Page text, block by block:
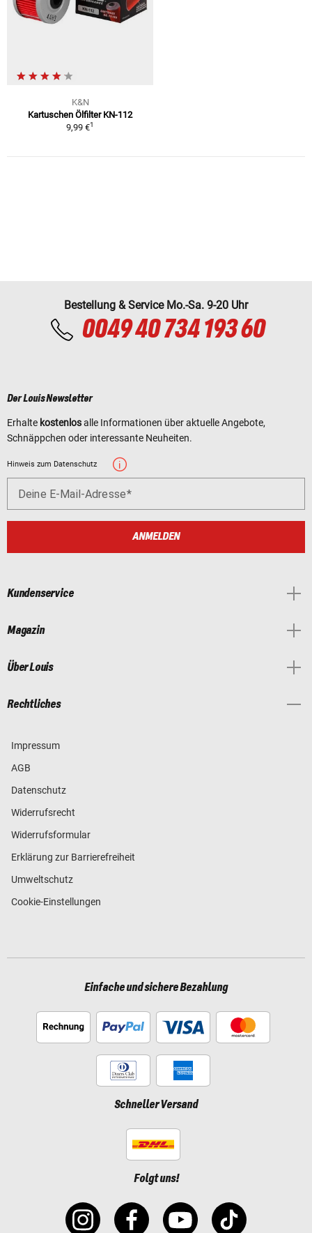
K&N
Kartuschen Ölfilter KN-112
9,99 €1
Bestellung & Service Mo.-Sa. 9-20 Uhr
0049 40 734 193 60
Der Louis Newsletter
Erhalte kostenlosalle Informationen über aktuelle Angebote,
Schnäppchen oder interessante Neuheiten.
Hinweis zum Datenschutz
Deine E-Mail-Adresse
ANMELDEN
Kundenservice
Magazin
Über Louis
Rechtliches
Impressum
AGB
Datenschutz
Widerrufsrecht
Widerrufsformular
Erklärung zur Barrierefreiheit
Umweltschutz
Cookie-Einstellungen
Einfache und sichere Bezahlung
Schneller Versand
Folgt uns!